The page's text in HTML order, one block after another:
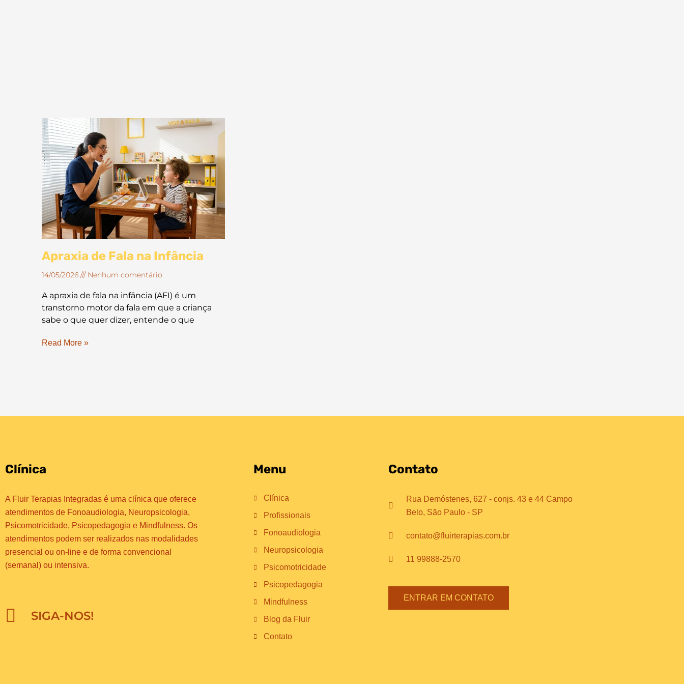
Apraxia de Fala na Infância
14/05/2026 Nenhum comentário
A apraxia de fala na infância (AFI) é um
transtorno motor da fala em que a criança
sabe o que quer dizer, entende o que
Read More »
Clínica
A Fluir Terapias Integradas é uma clínica que oferece
atendimentos de Fonoaudiologia, Neuropsicologia,
Psicomotricidade, Psicopedagogia e Mindfulness. Os
atendimentos podem ser realizados nas modalidades
presencial ou on-line e de forma convencional
(semanal) ou intensiva.
SIGA-NOS!
Menu
Clínica
Profissionais
Fonoaudiologia
Neuropsicologia
Psicomotricidade
Psicopedagogia
Mindfulness
Blog da Fluir
Contato
Contato
Rua Demóstenes, 627 - conjs. 43 e 44 Campo
Belo, São Paulo - SP
contato@fluirterapias.com.br
11 99888-2570
ENTRAR EM CONTATO